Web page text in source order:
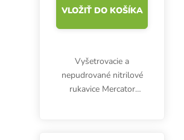
VLOŽIŤ DO KOŠÍKA
Vyšetrovacie a
nepudrované nitrilové
rukavice Mercator